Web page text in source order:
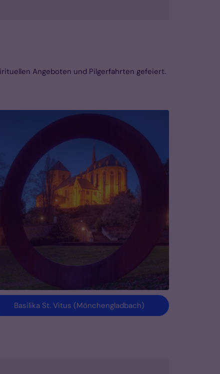
Angeboten und Pilgerfahrten gefeiert.
Basilika St. Vitus (Mönchengladbach)